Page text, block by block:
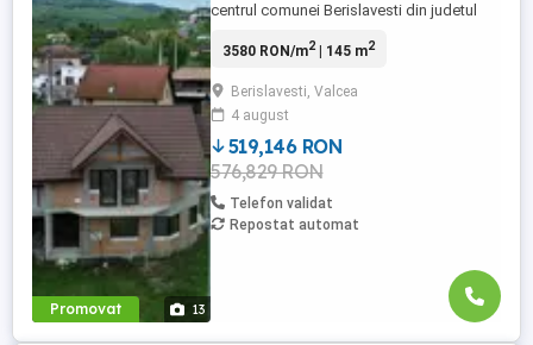
Promovat 13
centrul comunei Berislavesti din judetul
un teren de 450 mp cu o deschidere la
semifinisata la interior iar la exterior este la
rosu . Dispune de apa si curent celelalte
utilitati ...
3580 RON/m2| 145 m2
Berislavesti, Valcea
4 august
519,146 RON
576,829 RON
Telefon validat
Repostat automat